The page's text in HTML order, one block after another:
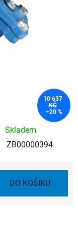
Skladem
ZB00000394
DO KOŠÍKU
10 637
KČ
–20 %